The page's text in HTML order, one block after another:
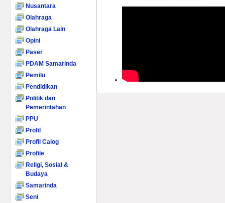
Nusantara
Olahraga
Olahraga Lain
Opini
Paser
PDAM Samarinda
Pemilu
Pendidikan
Politik dan
Pemerintahan
PPU
Profil
Profil Calog
Profile
Religi, Sosial &
Budaya
Samarinda
Seni